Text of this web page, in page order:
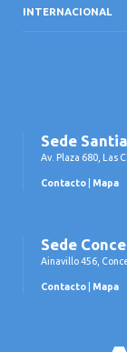
INTERNACIONAL
Sede
Av. Plaza 680, Las
Contacto Mapa
Sede
Ainavillo 456,
Contacto Mapa